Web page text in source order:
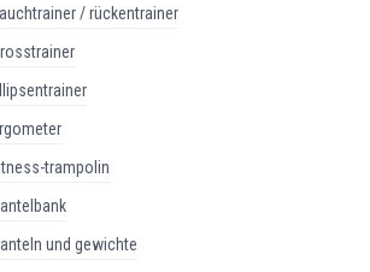
bauchtrainer / rückentrainer
crosstrainer
ellipsentrainer
ergometer
trampolin
hantelbank
hanteln und gewichte